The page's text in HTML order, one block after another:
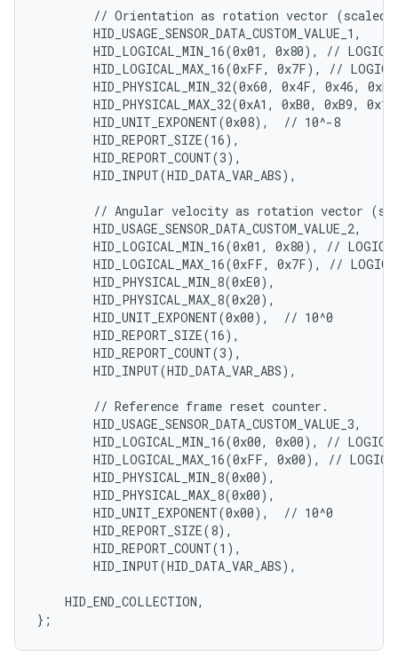
// Orientation as rotation vector (scaled
        HID_USAGE_SENSOR_DATA_CUSTOM_VALUE_1,
HID_LOGICAL_MIN_16(0x01, 0x80), //
HID_LOGICAL_MAX_16(0xFF, 0x7F), //
HID_PHYSICAL_MIN_32(0x60, 0x4F, 0x46,
HID_PHYSICAL_MAX_32(0xA1, 0xB0, 0xB9,
        HID_UNIT_EXPONENT(0x08),  // 10^-8
        HID_REPORT_SIZE(16),
        HID_REPORT_COUNT(3),
        HID_INPUT(HID_DATA_VAR_ABS),
// Angular velocity as rotation vector
        HID_USAGE_SENSOR_DATA_CUSTOM_VALUE_2,
HID_LOGICAL_MIN_16(0x01, 0x80), //
HID_LOGICAL_MAX_16(0xFF, 0x7F), //
        HID_PHYSICAL_MIN_8(0xE0),
        HID_PHYSICAL_MAX_8(0x20),
        HID_UNIT_EXPONENT(0x00),  // 10^0
        HID_REPORT_SIZE(16),
        HID_REPORT_COUNT(3),
        HID_INPUT(HID_DATA_VAR_ABS),
        // Reference frame reset counter.
        HID_USAGE_SENSOR_DATA_CUSTOM_VALUE_3,
HID_LOGICAL_MIN_16(0x00, 0x00), //
HID_LOGICAL_MAX_16(0xFF, 0x00), //
        HID_PHYSICAL_MIN_8(0x00),
        HID_PHYSICAL_MAX_8(0x00),
        HID_UNIT_EXPONENT(0x00),  // 10^0
        HID_REPORT_SIZE(8),
        HID_REPORT_COUNT(1),
        HID_INPUT(HID_DATA_VAR_ABS),
    HID_END_COLLECTION,